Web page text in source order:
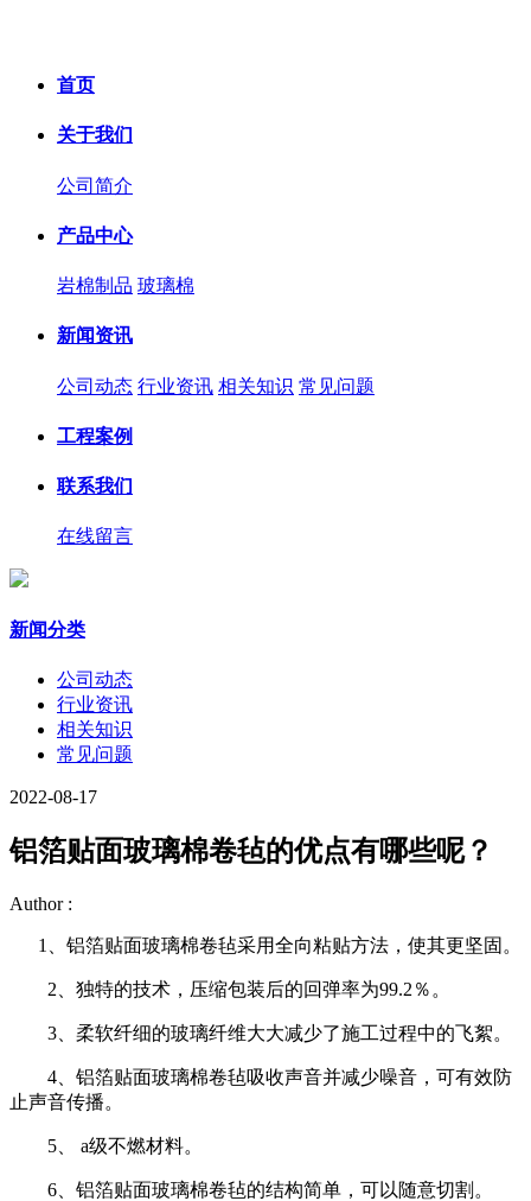
首页
关于我们
公司简介
产品中心
岩棉制品 玻璃棉
新闻资讯
公司动态 行业资讯 相关知识 常见问题
工程案例
联系我们
在线留言
新闻分类
公司动态
行业资讯
相关知识
常见问题
2022-08-17
铝箔贴面玻璃棉卷毡的优点有哪些呢？
Author :
1、铝箔贴面玻璃棉卷毡采用全向粘贴方法，使其更坚固。
2、独特的技术，压缩包装后的回弹率为99.2％。
3、柔软纤细的玻璃纤维大大减少了施工过程中的飞絮。
4、铝箔贴面玻璃棉卷毡吸收声音并减少噪音，可有效防
止声音传播。
5、 a级不燃材料。
6、铝箔贴面玻璃棉卷毡的结构简单，可以随意切割。